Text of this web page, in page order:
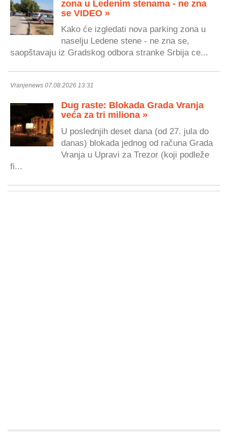
zona u Ledenim stenama - ne zna
se VIDEO »
Kako će izgledati nova parking zona u
naselju Ledene stene - ne zna se,
saopštavaju iz Gradskog odbora stranke Srbija ce...
Vranjenews 07.08.2026 13:31
Dug raste: Blokada Grada Vranja
veća za tri miliona »
U poslednjih deset dana (od 27. jula do
danas) blokada jednog od računa Grada
Vranja u Upravi za Trezor (koji podleže
fi...